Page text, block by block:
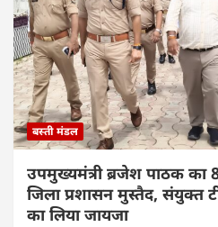
बस्ती मंडल
उपमुख्यमंत्री ब्रजेश पाठक का
जिला प्रशासन मुस्तैद, संयुक्त
का लिया जायजा